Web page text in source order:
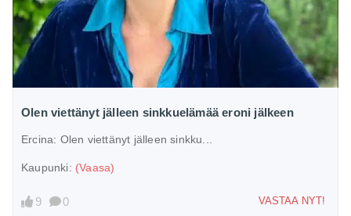
Olen viettänyt jälleen sinkkuelämää eroni jälkeen
Ercina: Olen viettänyt jälleen sinkku...
Kaupunki: (Vaasa)
9 0 VASTAA NYT!